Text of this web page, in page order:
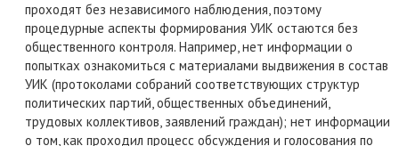
проходят без независимого наблюдения, поэтому
процедурные аспекты формирования УИК остаются без
общественного контроля. Например, нет информации о
попытках ознакомиться с материалами выдвижения в состав
УИК (протоколами собраний соответствующих структур
политических партий, общественных объединений,
трудовых коллективов, заявлений граждан); нет информации
о том, как проходил процесс обсуждения и голосования по